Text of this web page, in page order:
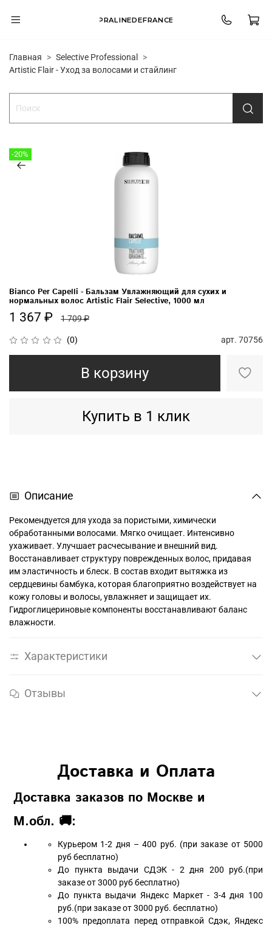
PRALINEDEFRANCE
Главная
Selective Professional
Artistic Flair - Уход за волосами и стайлинг
-20%
(0) арт. 70756
Bianco Per Capelli - Бальзам Увлажняющий для сухих и
нормальных волос Artistic Flair Selective, 1000 мл
1 367 ₽ 1 709 ₽
В корзину
Купить в 1 клик
Описание
Рекомендуется для ухода за пористыми, химически
обработанными волосами. Мягко очищает. Интенсивно
ухаживает. Улучшает расчесывание и внешний вид.
Восстанавливает структуру поврежденных волос, придавая
им эластичность и блеск. В состав входит вытяжка из
сердцевины бамбука, которая благоприятно воздействует на
кожу головы и волосы, увлажняет и защищает их.
Гидроглицериновые компоненты восстанавливают баланс
влажности.
Характеристики
Отзывы
Доставка и Оплата
Доставка заказов по Москве и
М.обл. 🚚:
Курьером 1-2 дня – 400 руб. (при заказе от 5000
руб бесплатно)
До пункта выдачи СДЭК - 2 дня 200 руб.(при
заказе от 3000 руб бесплатно)
До пункта выдачи Яндекс Маркет - 3-4 дня 100
руб.(при заказе от 3000 руб. бесплатно)
100% предоплата перед отправкой Сдэк, Яндекс